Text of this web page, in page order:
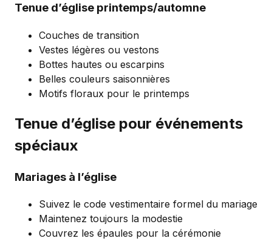
Tenue d’église printemps/automne
Couches de transition
Vestes légères ou vestons
Bottes hautes ou escarpins
Belles couleurs saisonnières
Motifs floraux pour le printemps
Tenue d’église pour événements
spéciaux
Mariages à l’église
Suivez le code vestimentaire formel du mariage
Maintenez toujours la modestie
Couvrez les épaules pour la cérémonie